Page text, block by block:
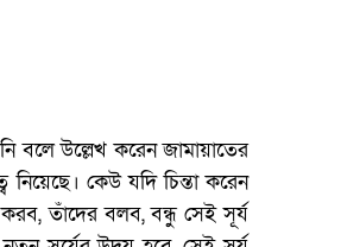
বলে উল্লেখ করেন জামায়াতের
কেউ যদি চিন্তা করেন
করব, তাঁদের বলব, বন্ধু সেই সূর্য